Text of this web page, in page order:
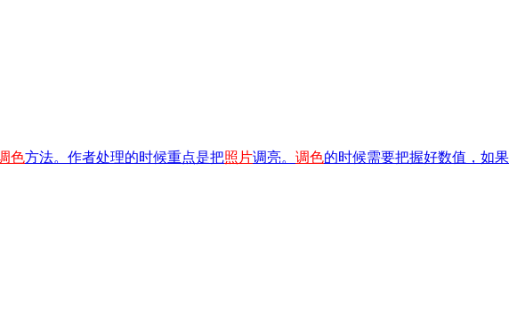
色方法。作者处理的时候重点是把照片调亮。 调色的时候需要把握好数值，如果